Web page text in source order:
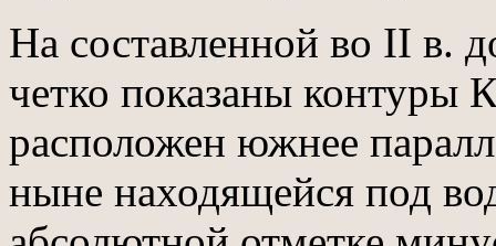
На составленной во II в.
четко показаны контуры
расположен южнее
ныне находящейся под